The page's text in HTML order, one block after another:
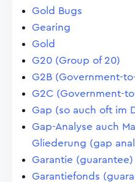
Gold Bugs
Gearing
Gold
G20 (Group of 20)
G2B (Government-
G2C (Government-
Gap (so auch oft im
Gap-Analyse auch
Gliederung (gap
Garantie (guarantee)
Garantiefonds